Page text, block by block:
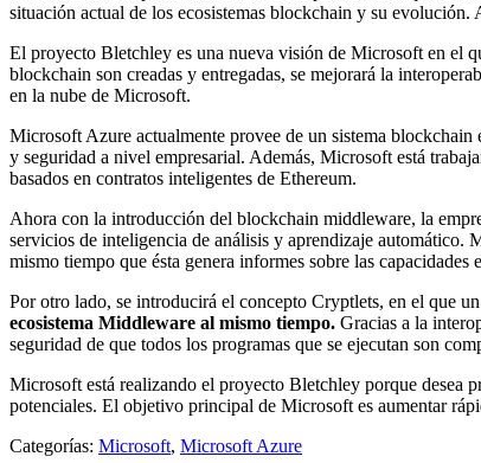
situación actual de los ecosistemas blockchain y su
El proyecto Bletchley es una nueva visión de Microsoft en el
blockchain son creadas y entregadas, se mejorará la
en la nube de Microsoft.
Microsoft Azure actualmente provee de un sistema
y seguridad a nivel empresarial. Además, Microsoft está
basados en contratos inteligentes de Ethereum.
Ahora con la introducción del blockchain middleware, la
servicios de inteligencia de análisis y aprendizaje automático.
mismo tiempo que ésta genera informes sobre las
Por otro lado, se introducirá el concepto Cryptlets, en el que
ecosistema Middleware al mismo tiempo. Gracias a la
seguridad de que todos los programas que se ejecutan son
Microsoft está realizando el proyecto Bletchley porque desea
potenciales. El objetivo principal de Microsoft es aumentar
Categorías: Microsoft, Microsoft Azure